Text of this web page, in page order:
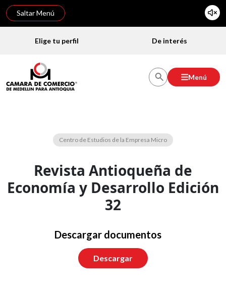
Saltar Menú
Elige tu perfil De interés
Menú
Centro de Estudios de la Empresa Micro
Revista Antioqueña de
Economía y Desarrollo Edición
32
Descargar documentos
Descargar